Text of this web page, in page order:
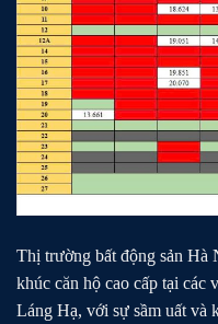
Thị trường bất động sản Hà
khúc căn hộ cao cấp tại các
Láng Hạ, với sự sầm uất và